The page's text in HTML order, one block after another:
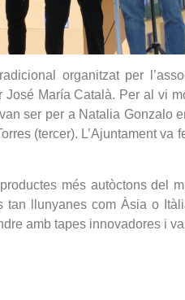
organitzat per
María Català. Per al vi
ser per a Natalia Gonzalo
(tercer). L’Ajuntament
més autòctons del
llunyanes com Àsia o
amb tapes innovadores i